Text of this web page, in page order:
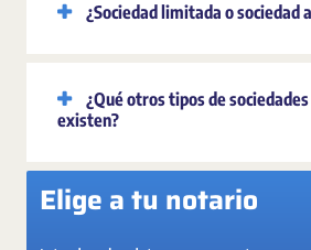
¿Sociedad limitada o sociedad
¿Qué otros tipos de
existen?
Elige a tu notario